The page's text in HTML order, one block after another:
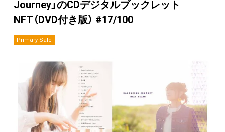
Journey」のCDデジタルブックレット
NFT（DVD付き版） #17/100
Primary Sale